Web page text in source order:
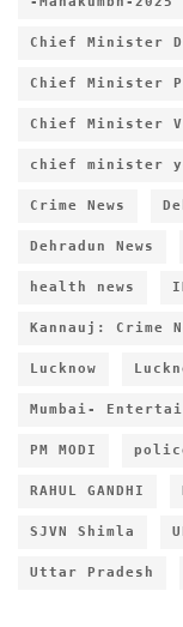
Chief Minister
Chief Minister
Chief Minister
chief minister
Crime News
Dehradun News
health news
Kannauj: Crime
Lucknow
Mumbai-
PM MODI
RAHUL GANDHI
SJVN Shimla
Uttar Pradesh